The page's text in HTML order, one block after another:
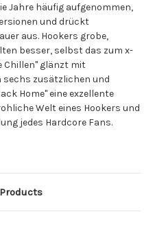
Jahre häufig aufgenommen,
und drückt
aus. Hookers grobe,
besser, selbst das zum x-
Chillen" glänzt mit
sechs zusätzlichen und
Home" eine exzellente
Welt eines Hookers und
jedes Hardcore Fans.